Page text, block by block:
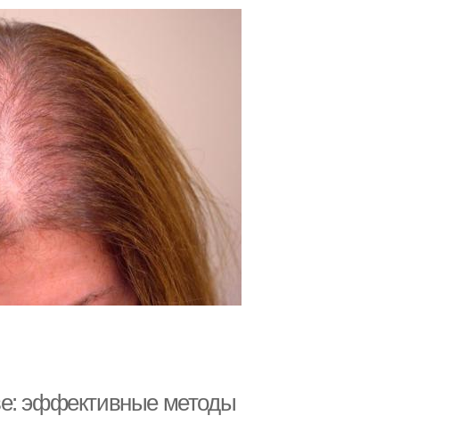
эффективные методы